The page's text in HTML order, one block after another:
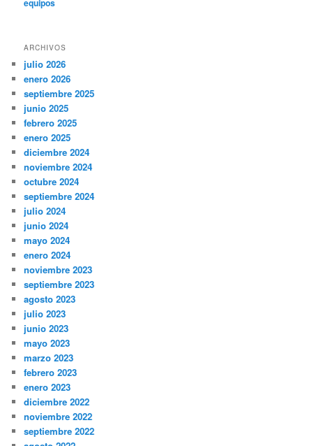
equipos
ARCHIVOS
julio 2026
enero 2026
septiembre 2025
junio 2025
febrero 2025
enero 2025
diciembre 2024
noviembre 2024
octubre 2024
septiembre 2024
julio 2024
junio 2024
mayo 2024
enero 2024
noviembre 2023
septiembre 2023
agosto 2023
julio 2023
junio 2023
mayo 2023
marzo 2023
febrero 2023
enero 2023
diciembre 2022
noviembre 2022
septiembre 2022